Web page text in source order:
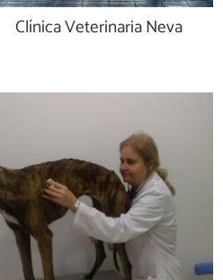
Clínica Veterinaria Neva